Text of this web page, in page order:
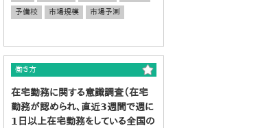
予備校
市場規模 市場予測
働き方
在宅勤務に関する意識調査（在宅
勤務が認められ、直近3週間で週に
1日以上在宅勤務をしている全国の